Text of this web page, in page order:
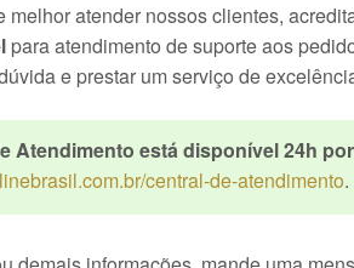
atender nossos clientes,
para atendimento de suporte aos
e prestar um serviço de
Atendimento está disponível 24h
central-de-atendimento.